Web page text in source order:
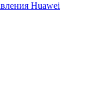
Huawei